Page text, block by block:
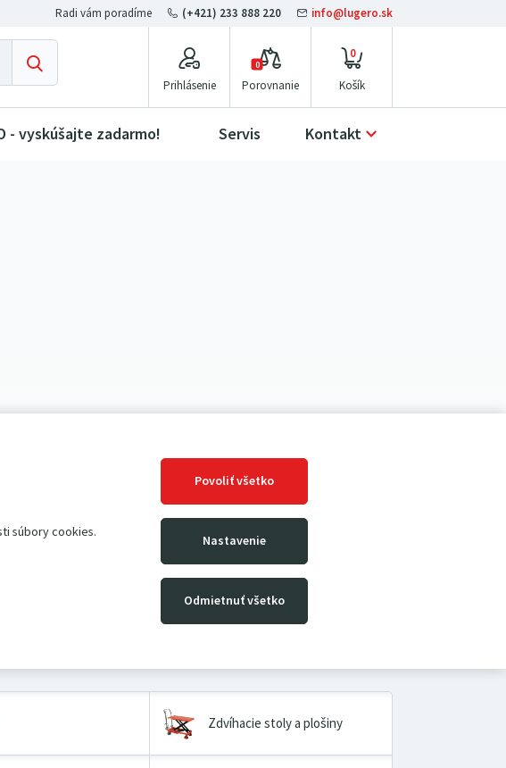
súbory cookies.
Povoliť všetko
Nastavenie
Odmietnuť všetko
Prihlásenie Porovnanie
0
0
Kontakt
- vyskúšajte zadarmo! Servis
(+421) 233 888 220 info@lugero.sk
Zdvíhacie stoly a plošiny